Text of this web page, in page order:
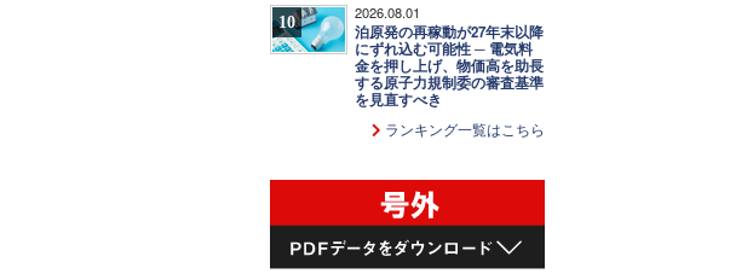
10 2026.08.01
泊原発の再稼動が27年末以降
にずれ込む可能性 ─ 電気料
金を押し上げ、物価高を助長
する原子力規制委の審査基準
を見直すべき
ランキング一覧はこちら